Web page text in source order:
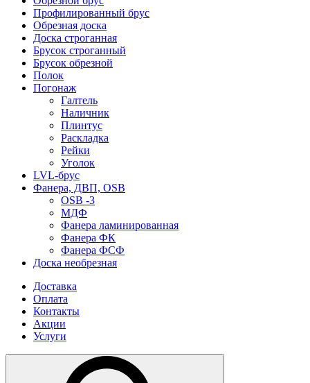
Профилированный брус
Обрезная доска
Доска строганная
Брусок строганный
Брусок обрезной
Полок
Погонаж
Галтель
Наличник
Плинтус
Раскладка
Рейки
Уголок
LVL-брус
Фанера, ДВП, OSB
OSB -3
МДФ
Фанера ламинированная
Фанера ФК
Фанера ФСФ
Доска необрезная
Доставка
Оплата
Контакты
Акции
Услуги